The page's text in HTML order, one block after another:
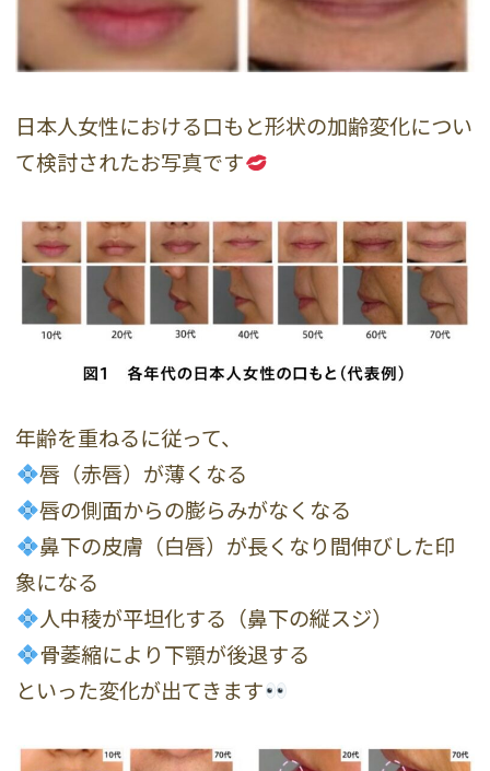
日本人女性における口もと形状の加齢変化につい
て検討されたお写真です
年齢を重ねるに従って、
唇（赤唇）が薄くなる
唇の側面からの膨らみがなくなる
鼻下の皮膚（白唇）が長くなり間伸びした印
象になる
人中稜が平坦化する（鼻下の縦スジ）
骨萎縮により下顎が後退する
といった変化が出てきます